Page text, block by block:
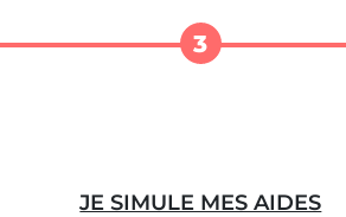
3
JE SIMULE MES AIDES